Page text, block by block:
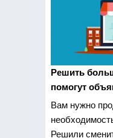
Решить
помогут
Вам нужно
Решили